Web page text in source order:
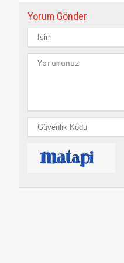
Yorum Gönder